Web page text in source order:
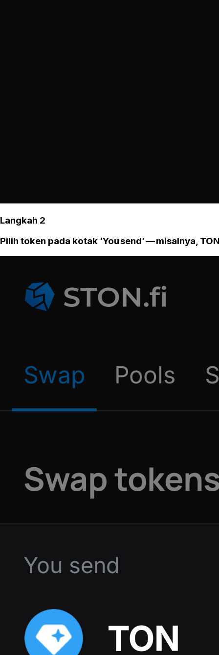
Langkah 2
Pilih token pada kotak ‘You send’ — misalnya,